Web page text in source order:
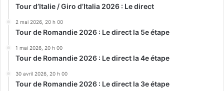
Tour d’Italie / Giro d’Italia 2026 : Le direct
2 mai 2026, 20 h 00
Tour de Romandie 2026 : Le direct la 5e étape
1 mai 2026, 20 h 00
Tour de Romandie 2026 : Le direct la 4e étape
30 avril 2026, 20 h 00
Tour de Romandie 2026 : Le direct la 3e étape